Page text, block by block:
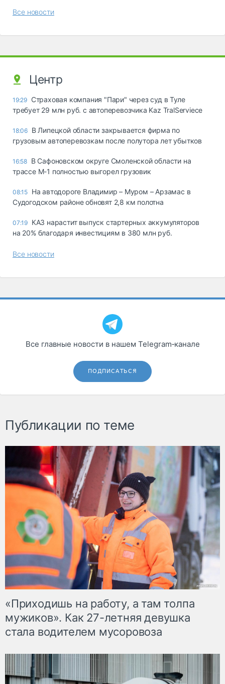
Все новости
Центр
19:29 Страховая компания "Пари" через суд в Туле
требует 29 млн руб. с автоперевозчика Kaz TralServiece
18:06 В Липецкой области закрывается фирма по
грузовым автоперевозкам после полутора лет убытков
16:58 В Сафоновском округе Смоленской области на
трассе М-1 полностью выгорел грузовик
08:15 На автодороге Владимир – Муром – Арзамас в
Судогодском районе обновят 2,8 км полотна
07:19 КАЗ нарастит выпуск стартерных аккумуляторов
на 20% благодаря инвестициям в 380 млн руб.
Все новости
Все главные новости в нашем Telegram‑канале
ПОДПИСАТЬСЯ
Публикации по теме
«Приходишь на работу, а там толпа
мужиков». Как 27-летняя девушка
стала водителем мусоровоза